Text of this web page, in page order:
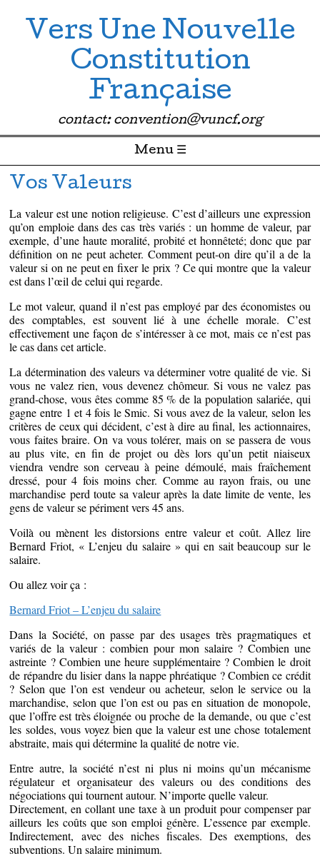
Vers Une Nouvelle
Constitution
Française
contact: convention@vuncf.org
Menu ☰
Passer directement au contenu
Vos Valeurs
La valeur est une notion religieuse. C’est d’ailleurs une expression
qu’on emploie dans des cas très variés : un homme de valeur, par
exemple, d’une haute moralité, probité et honnêteté; donc que par
définition on ne peut acheter. Comment peut-on dire qu’il a de la
valeur si on ne peut en fixer le prix ? Ce qui montre que la valeur
est dans l’œil de celui qui regarde.
Le mot valeur, quand il n’est pas employé par des économistes ou
des comptables, est souvent lié à une échelle morale. C’est
effectivement une façon de s’intéresser à ce mot, mais ce n’est pas
le cas dans cet article.
La détermination des valeurs va déterminer votre qualité de vie. Si
vous ne valez rien, vous devenez chômeur. Si vous ne valez pas
grand-chose, vous êtes comme 85 % de la population salariée, qui
gagne entre 1 et 4 fois le Smic. Si vous avez de la valeur, selon les
critères de ceux qui décident, c’est à dire au final, les actionnaires,
vous faites braire. On va vous tolérer, mais on se passera de vous
au plus vite, en fin de projet ou dès lors qu’un petit niaiseux
viendra vendre son cerveau à peine démoulé, mais fraîchement
dressé, pour 4 fois moins cher. Comme au rayon frais, ou une
marchandise perd toute sa valeur après la date limite de vente, les
gens de valeur se périment vers 45 ans.
Voilà ou mènent les distorsions entre valeur et coût. Allez lire
Bernard Friot, « L’enjeu du salaire » qui en sait beaucoup sur le
salaire.
Ou allez voir ça :
Bernard Friot – L’enjeu du salaire
Dans la Société, on passe par des usages très pragmatiques et
variés de la valeur : combien pour mon salaire ? Combien une
astreinte ? Combien une heure supplémentaire ? Combien le droit
de répandre du lisier dans la nappe phréatique ? Combien ce crédit
? Selon que l’on est vendeur ou acheteur, selon le service ou la
marchandise, selon que l’on est ou pas en situation de monopole,
que l’offre est très éloignée ou proche de la demande, ou que c’est
les soldes, vous voyez bien que la valeur est une chose totalement
abstraite, mais qui détermine la qualité de notre vie.
Entre autre, la société n’est ni plus ni moins qu’un mécanisme
régulateur et organisateur des valeurs ou des conditions des
négociations qui tournent autour. N’importe quelle valeur.
Directement, en collant une taxe à un produit pour compenser par
ailleurs les coûts que son emploi génère. L’essence par exemple.
Indirectement, avec des niches fiscales. Des exemptions, des
subventions. Un salaire minimum.